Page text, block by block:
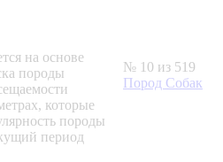
на основе
породы
которые
породы
период
№ 10 из 519
Пород Собак